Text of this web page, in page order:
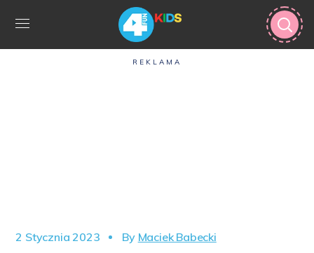
REKLAMA
2 Stycznia 2023 By Maciek Babecki